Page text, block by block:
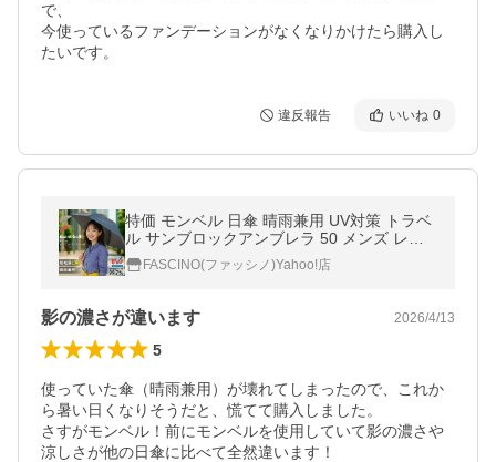
で、
今使っているファンデーションがなくなりかけたら購入し
たいです。
違反報告 いいね 0
特価 モンベル 日傘 晴雨兼用 UV対策 トラベ
ル サンブロックアンブレラ 50 メンズ レデ
ィース 軽量 軽い 折り畳み傘 折りたたみ傘 1
128658 mont-bell
FASCINO(ファッシノ)Yahoo!店
影の濃さが違います 2026/4/13
5
使っていた傘（晴雨兼用）が壊れてしまったので、これか
ら暑い日くなりそうだと、慌てて購入しました。
さすがモンベル！前にモンベルを使用していて影の濃さや
涼しさが他の日傘に比べて全然違います！